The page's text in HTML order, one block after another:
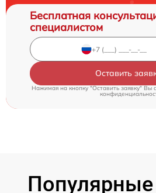
Бесплатная
специалистом
Оставить
Нажимая на кнопку "Оставить заявку" Вы